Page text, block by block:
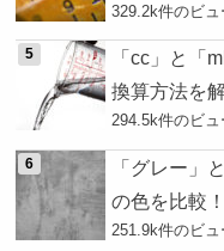
329.2k件のビュ
「cc」と「
換算方法を
294.5k件のビュ
「グレー」
の色を比較
251.9k件のビュ